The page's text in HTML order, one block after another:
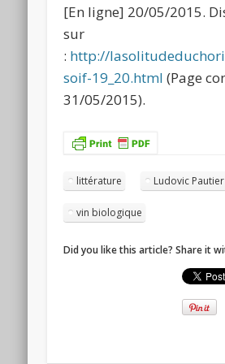
[En ligne] 20/05/2015.
sur
: http://
soif-19_20.html (Page
31/05/2015).
littérature Ludovic Pautier
vin biologique
Did you like this article? Share it